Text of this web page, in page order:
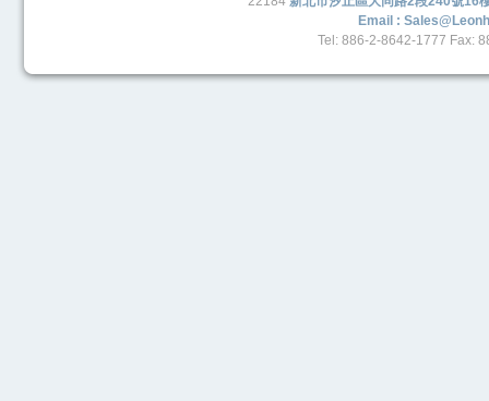
Email :
Tel: 886-2-8642-1777 Fax: